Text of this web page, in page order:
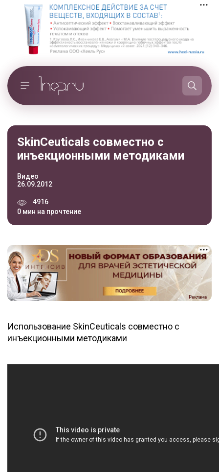
SkinCeuticals совместно с
инъекционными методиками
Видео
26.09.2012
4916
0 мин на прочтение
Использование SkinCeuticals совместно с
инъекционными методиками